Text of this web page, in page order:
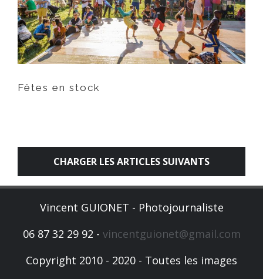
Fêtes en stock
CHARGER LES ARTICLES SUIVANTS
Vincent GUIONET - Photojournaliste
06 87 32 29 92 - vincentguionet@gmail.com
Copyright 2010 - 2020 - Toutes les images